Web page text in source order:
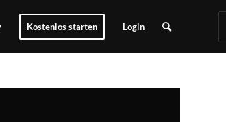
Kostenlos starten Login